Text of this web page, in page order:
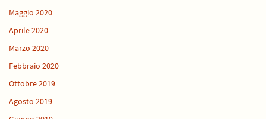
Maggio 2020
Aprile 2020
Marzo 2020
Febbraio 2020
Ottobre 2019
Agosto 2019